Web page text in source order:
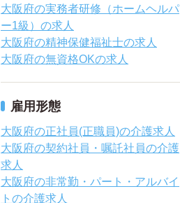
大阪府の実務者研修（ホームヘルパ
ー1級）の求人
大阪府の精神保健福祉士の求人
大阪府の無資格OKの求人
雇用形態
大阪府の正社員(正職員)の介護求人
大阪府の契約社員・嘱託社員の介護
求人
大阪府の非常勤・パート・アルバイ
トの介護求人